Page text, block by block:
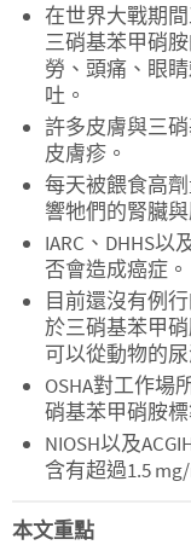
在世界大戰期
三硝基苯甲硝
勞、頭痛、眼
吐。
許多皮膚與三
皮膚疹。
每天被餵食高
響牠們的腎臟與
IARC、DHHS
否會造成癌症。
目前還沒有例
於三硝基苯甲
可以從動物的
OSHA對工作場
硝基苯甲硝胺標
NIOSH以及
含有超過1.5
本文重點